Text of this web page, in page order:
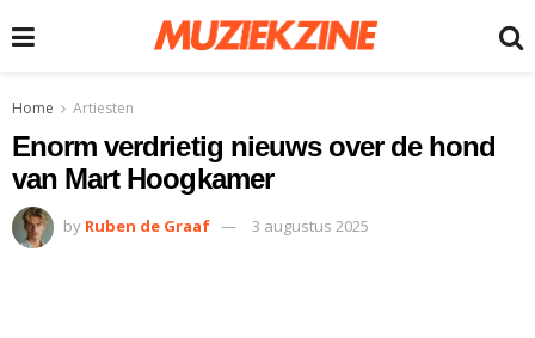
Home Artiesten
Enorm verdrietig nieuws over de hond
van Mart Hoogkamer
by Ruben de Graaf 3 augustus 2025